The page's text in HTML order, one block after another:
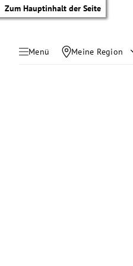
Zum Hauptinhalt der Seite
Menü Meine Region